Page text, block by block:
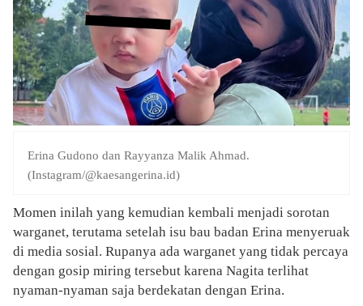
Erina Gudono dan Rayyanza Malik Ahmad.
(Instagram/@kaesangerina.id)
Momen inilah yang kemudian kembali menjadi sorotan
warganet, terutama setelah isu bau badan Erina menyeruak
di media sosial. Rupanya ada warganet yang tidak percaya
dengan gosip miring tersebut karena Nagita terlihat
nyaman-nyaman saja berdekatan dengan Erina.